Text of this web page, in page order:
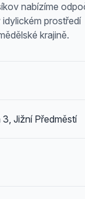
nabízíme
prostředí
krajině.
Jižní Předměstí